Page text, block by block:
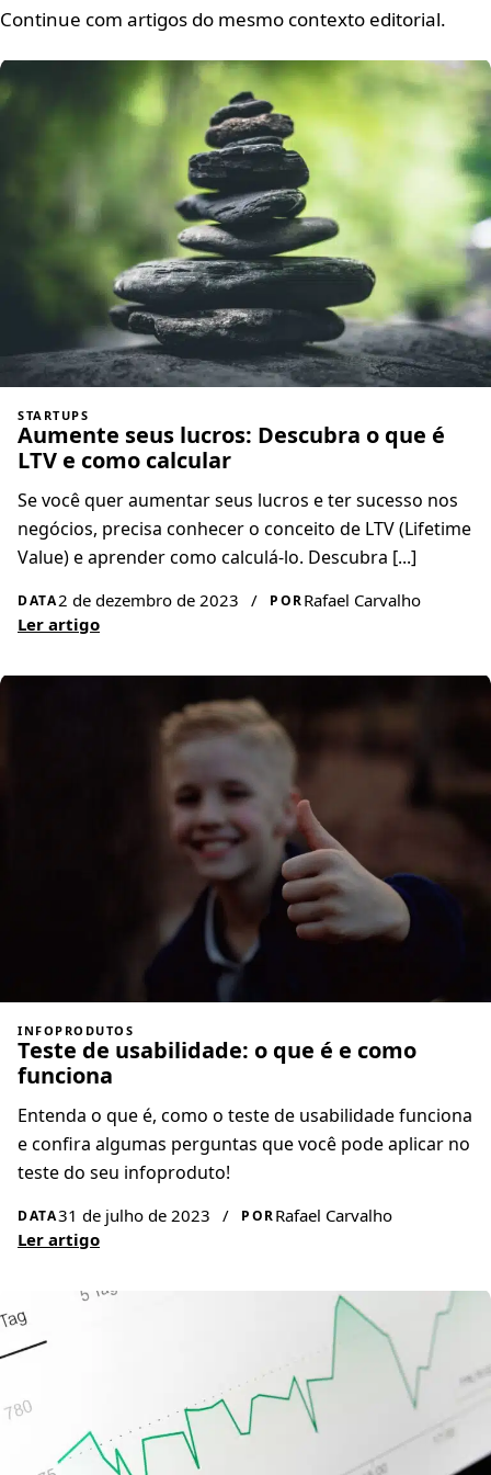
Continue com artigos do mesmo contexto editorial.
STARTUPS
Aumente seus lucros: Descubra o que é
LTV e como calcular
Se você quer aumentar seus lucros e ter sucesso nos
negócios, precisa conhecer o conceito de LTV (Lifetime
Value) e aprender como calculá-lo. Descubra [...]
DATA2 de dezembro de 2023 / PORRafael Carvalho
Ler artigo
INFOPRODUTOS
Teste de usabilidade: o que é e como
funciona
Entenda o que é, como o teste de usabilidade funciona
e confira algumas perguntas que você pode aplicar no
teste do seu infoproduto!
DATA31 de julho de 2023 / PORRafael Carvalho
Ler artigo